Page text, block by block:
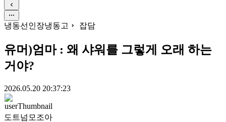
냉동선인장냉동고 잡담
유머)엄마 : 왜 샤워를 그렇게 오래 하는
거야?
2026.05.20 20:37:23
도트넘모조아